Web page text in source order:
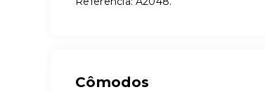
Cômodos